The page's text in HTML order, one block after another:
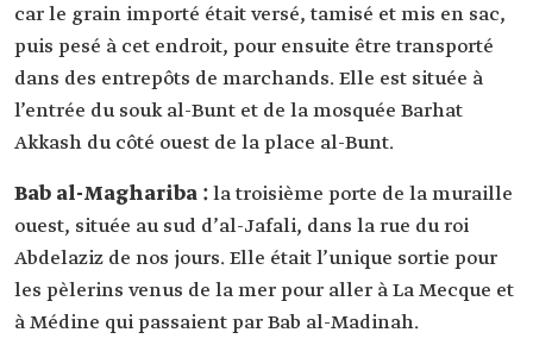
car le grain importé était versé, tamisé et mis en sac,
puis pesé à cet endroit, pour ensuite être transporté
dans des entrepôts de marchands. Elle est située à
l’entrée du souk al-Bunt et de la mosquée Barhat
Akkash du côté ouest de la place al-Bunt.
Bab al-Maghariba :la troisième porte de la muraille
ouest, située au sud d’al-Jafali, dans la rue du roi
Abdelaziz de nos jours. Elle était l’unique sortie pour
les pèlerins venus de la mer pour aller à La Mecque et
à Médine qui passaient par Bab al-Madinah.